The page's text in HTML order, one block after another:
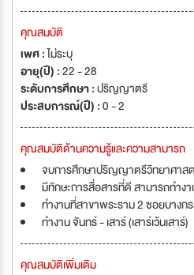
คุณสมบัติ
เพศ :ไม่ระบุ
อายุ(ปี) :22 - 28
ระดับการศึกษา :ปริญญาตรี
ประสบการณ์(ปี) :0 - 2
คุณสมบัติด้านความรู้และความสามารถ
จบการศึกษาปริญญาตรีวิทยาศาส
มีทักษะการสื่อสารที่ดี สามารถทำง
ทำงานที่สาขาพระราม 2 ซอยบางก
ทำงาน จันทร์ - เสาร์ (เสาร์เว้นเสาร์)
คุณสมบัติเพิ่มเติม